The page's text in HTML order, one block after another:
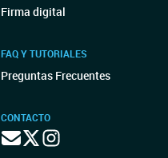
Firma digital
FAQ Y TUTORIALES
Preguntas Frecuentes
CONTACTO